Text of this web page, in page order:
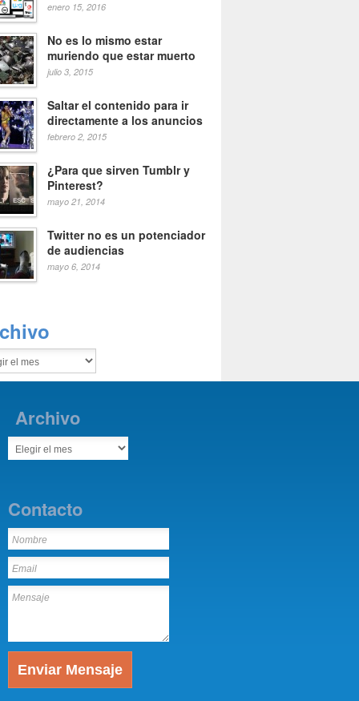
enero 15, 2016
No es lo mismo estar
muriendo que estar muerto
julio 3, 2015
Saltar el contenido para ir
directamente a los anuncios
febrero 2, 2015
¿Para que sirven Tumblr y
Pinterest?
mayo 21, 2014
Twitter no es un potenciador
de audiencias
mayo 6, 2014
Archivo
Contacto